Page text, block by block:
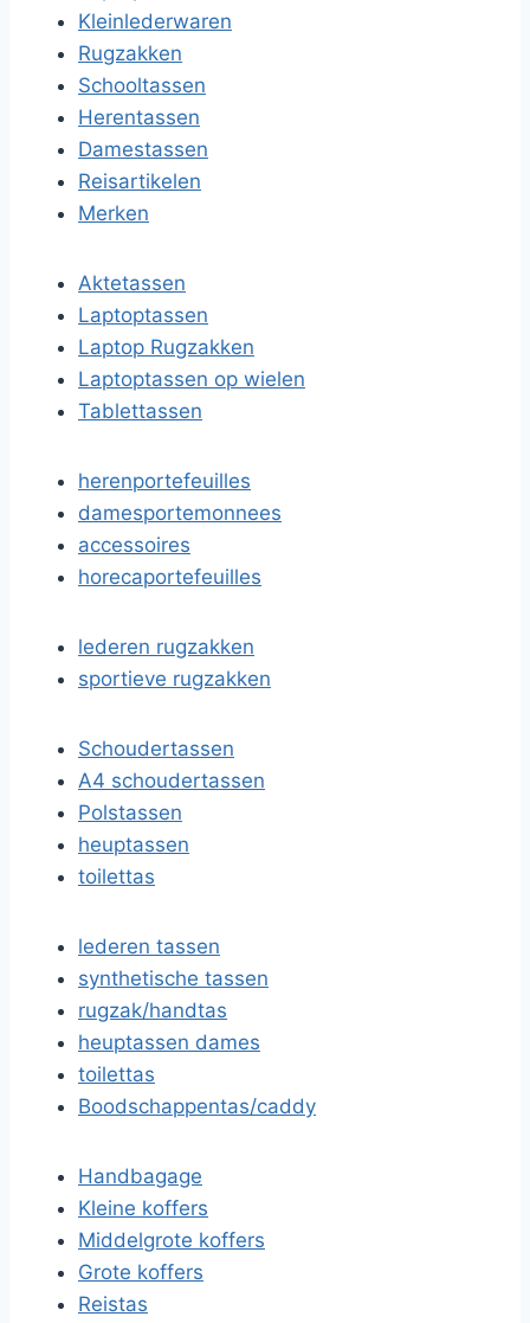
Kleinlederwaren
Rugzakken
Schooltassen
Herentassen
Damestassen
Reisartikelen
Merken
Aktetassen
Laptoptassen
Laptop Rugzakken
Laptoptassen op wielen
Tablettassen
herenportefeuilles
damesportemonnees
accessoires
horecaportefeuilles
lederen rugzakken
sportieve rugzakken
Schoudertassen
A4 schoudertassen
Polstassen
heuptassen
toilettas
lederen tassen
synthetische tassen
rugzak/handtas
heuptassen dames
toilettas
Boodschappentas/caddy
Handbagage
Kleine koffers
Middelgrote koffers
Grote koffers
Reistas